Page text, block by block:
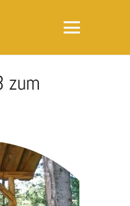
zum